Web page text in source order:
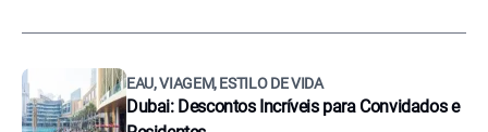
EAU, VIAGEM, ESTILO DE VIDA
Dubai: Descontos Incríveis para Convidados e